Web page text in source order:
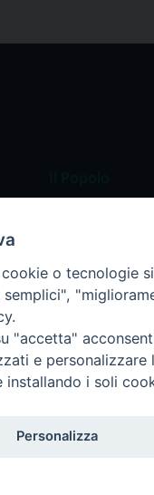
La redazione
Pubblicità
o tecnologie
"accetta"
e
installando i soli
Personalizza